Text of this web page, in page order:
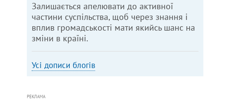
Залишається апелювати до активної
частини суспільства, щоб через знання і
вплив громадськості мати якийсь шанс на
зміни в країні.
Усі дописи блогів
РЕКЛАМА